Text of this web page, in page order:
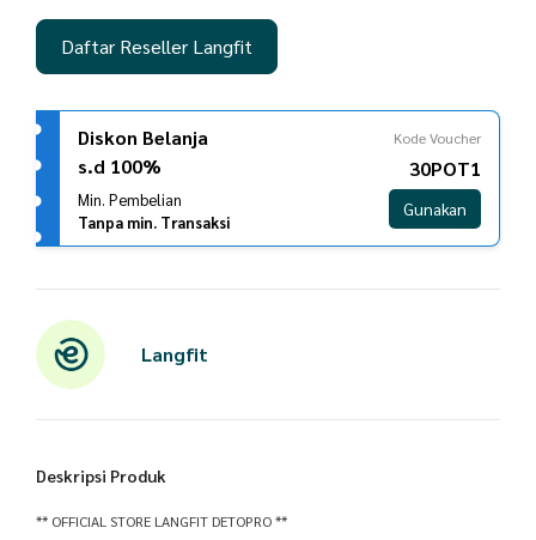
Daftar Reseller Langfit
Diskon Belanja
s.d 100%
Min. Pembelian
Tanpa min. Transaksi
Kode Voucher
30POT1
Gunakan
Langfit
Deskripsi Produk
** OFFICIAL STORE LANGFIT DETOPRO **